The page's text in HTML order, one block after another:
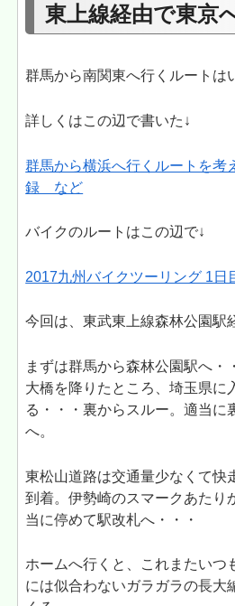
東上線経由で東京
群馬から南関東へ行くルートは
詳しくはこの辺で書いた↓
群馬から横浜へ行くルートを考
録 など
バイクのルートはこの辺で↓
2017九州バイクツーリング 1日
今回は、東武東上線森林公園駅
まずは群馬から森林公園駅へ・
大橋を降りたところ、埼玉県に
る・・・裏からスルー。適当に
へ。
東松山道路は交通量少なくて快
到着。伊勢崎のスマークあたり
当に停めて駅改札へ・・・
ホームへ行くと、これまたいつ
には似合わないガラガラの長大